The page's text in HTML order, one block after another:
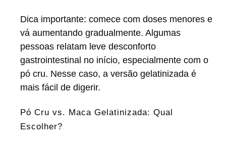
Dica importante: comece com doses menores e
vá aumentando gradualmente. Algumas
pessoas relatam leve desconforto
gastrointestinal no início, especialmente com o
pó cru. Nesse caso, a versão gelatinizada é
mais fácil de digerir.
Pó Cru vs. Maca Gelatinizada: Qual
Escolher?